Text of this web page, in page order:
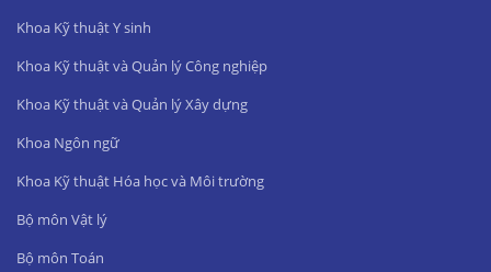
Khoa Kỹ thuật Y sinh
Khoa Kỹ thuật và Quản lý Công nghiệp
Khoa Kỹ thuật và Quản lý Xây dựng
Khoa Ngôn ngữ
Khoa Kỹ thuật Hóa học và Môi trường
Bộ môn Vật lý
Bộ môn Toán